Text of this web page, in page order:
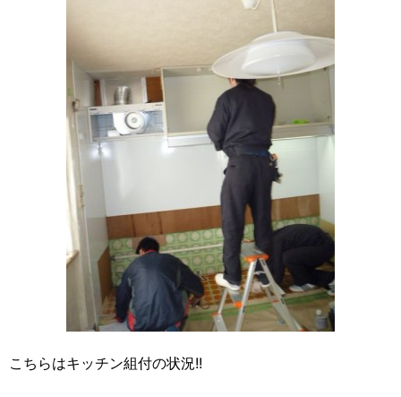
こちらはキッチン組付の状況!!